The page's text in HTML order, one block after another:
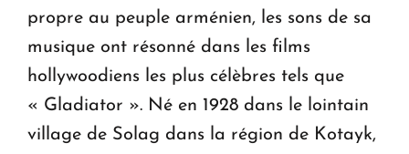
propre au peuple arménien, les sons de sa
musique ont résonné dans les films
hollywoodiens les plus célèbres tels que
« Gladiator ». Né en 1928 dans le lointain
village de Solag dans la région de Kotayk,